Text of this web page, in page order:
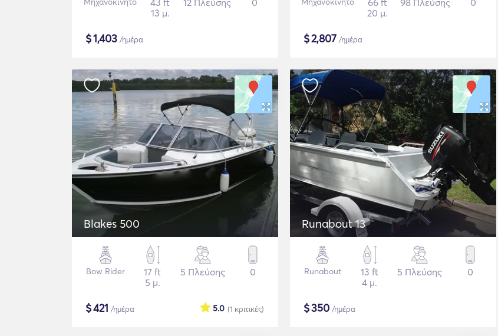
43 ft
13 μ.
12 Πλεύσης 0
$1,403 /ημέρα
66 ft
20 μ.
98 Πλεύσης 0
$2,807 /ημέρα
Blakes 500
Bow Rider
17 ft
5 μ.
5 Πλεύσης 0
$421 /ημέρα (1 κριτικές)
5.0
Runabout 13
Runabout
13 ft
4 μ.
5 Πλεύσης 0
$350 /ημέρα